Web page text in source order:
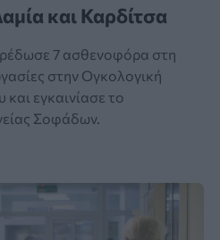
και Καρδίτσα
7 ασθενοφόρα στη
στην Ογκολογική
εγκαινίασε το
Σοφάδων.